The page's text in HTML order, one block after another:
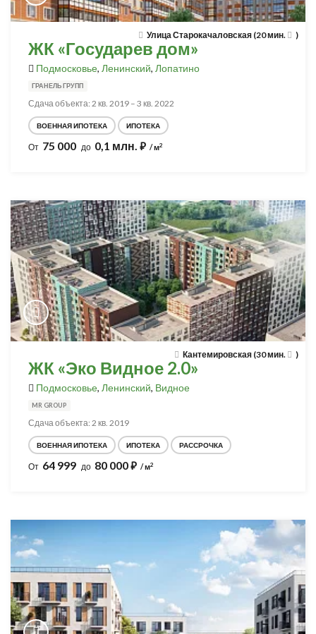
Улица Старокачаловская (20 мин. )
ЖК «Государев дом»
Подмосковье, Ленинский, Лопатино
ГРАНЕЛЬ ГРУПП
Сдача объекта: 2 кв. 2019 – 3 кв. 2022
ВОЕННАЯ ИПОТЕКА ИПОТЕКА
От 75 000 до 0,1 млн. ⃏ / м2
Кантемировская (30 мин. )
ЖК «Эко Видное 2.0»
Подмосковье, Ленинский, Видное
MR GROUP
Сдача объекта: 2 кв. 2019
ВОЕННАЯ ИПОТЕКА ИПОТЕКА РАССРОЧКА
От 64 999 до 80 000⃏ / м2